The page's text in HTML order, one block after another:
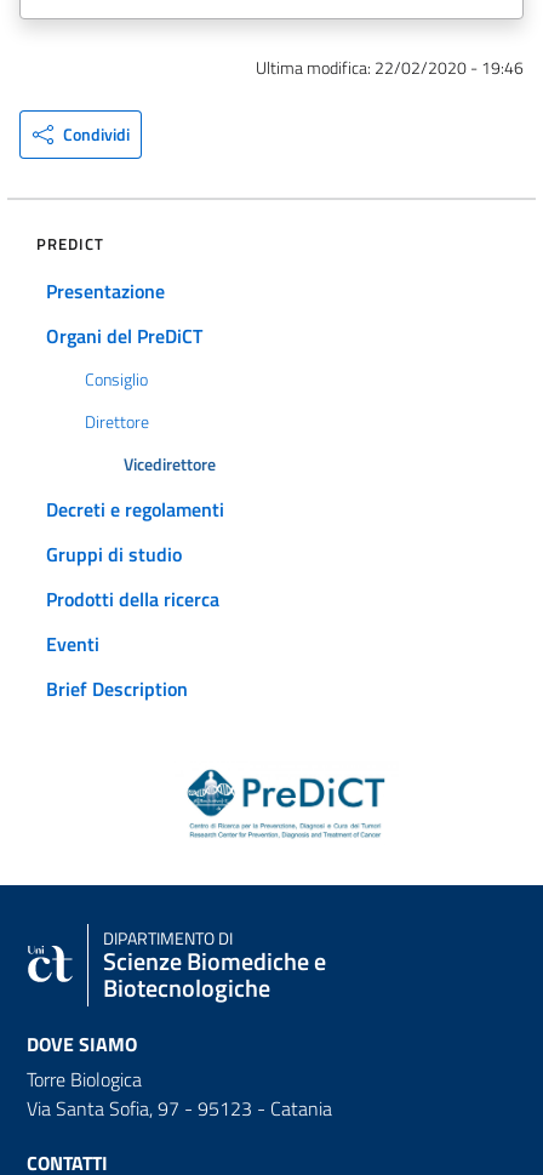
Ultima modifica: 22/02/2020 - 19:46
Condividi
PREDICT
Presentazione
Organi del PreDiCT
Consiglio
Direttore
Vicedirettore
Decreti e regolamenti
Gruppi di studio
Prodotti della ricerca
Eventi
Brief Description
DIPARTIMENTO DI
Scienze Biomediche e
Biotecnologiche
DOVE SIAMO
Torre Biologica
Via Santa Sofia, 97 - 95123 - Catania
CONTATTI